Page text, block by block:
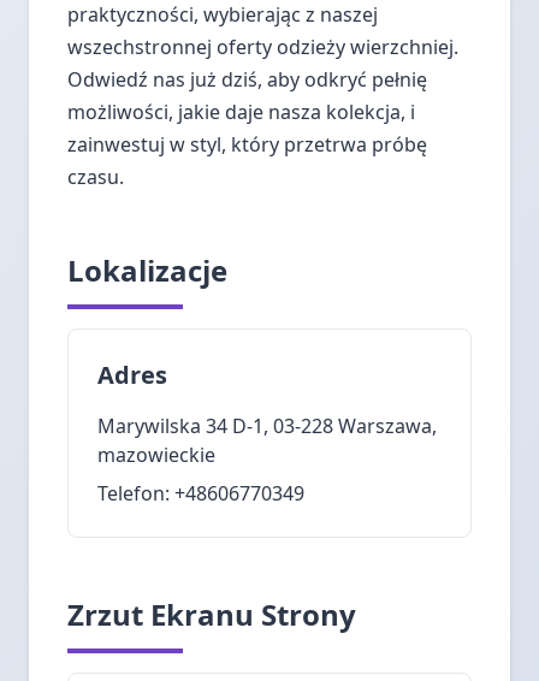
praktyczności, wybierając z naszej
wszechstronnej oferty odzieży wierzchniej.
Odwiedź nas już dziś, aby odkryć pełnię
możliwości, jakie daje nasza kolekcja, i
zainwestuj w styl, który przetrwa próbę
czasu.
Lokalizacje
Adres
Marywilska 34 D-1, 03-228 Warszawa,
mazowieckie
Telefon: +48606770349
Zrzut Ekranu Strony